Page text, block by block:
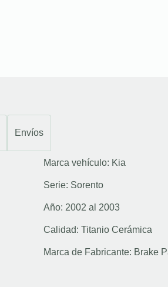
Envíos
Marca vehículo: Kia
Serie: Sorento
Año: 2002 al 2003
Calidad: Titanio Cerámica
Marca de Fabricante: Brake